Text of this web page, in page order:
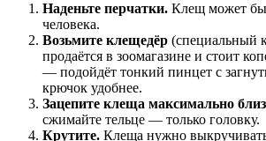
Наденьте перчатки. Клещ может
человека.
Возьмите клещедёр (специальный
продаётся в зоомагазине и стоит
— подойдёт тонкий пинцет с
крючок удобнее.
Зацепите клеща максимально
сжимайте тельце — только головку.
Крутите. Клеща нужно